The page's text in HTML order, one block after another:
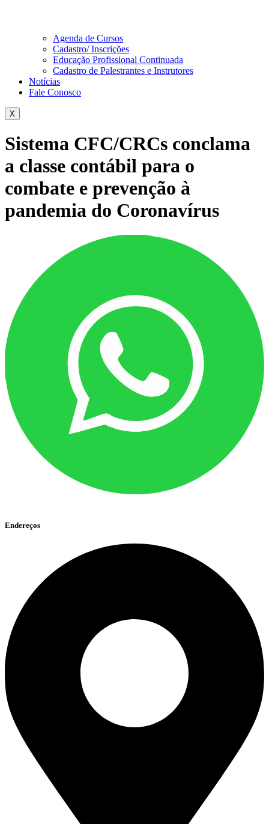
Agenda de Cursos
Cadastro/ Inscrições
Educação Profissional Continuada
Cadastro de Palestrantes e Instrutores
Notícias
Fale Conosco
X
Sistema CFC/CRCs conclama
a classe contábil para o
combate e prevenção à
pandemia do Coronavírus
Endereços